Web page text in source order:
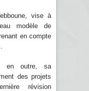
vise à
modèle de
en compte
en outre, sa
des projets
révision